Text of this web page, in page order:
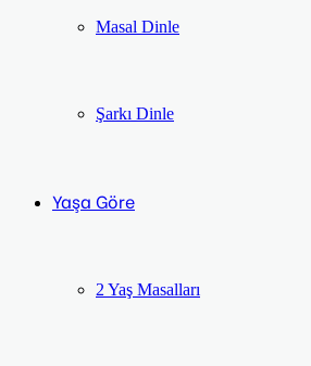
Masal Dinle
Şarkı Dinle
Yaşa Göre
2 Yaş Masalları